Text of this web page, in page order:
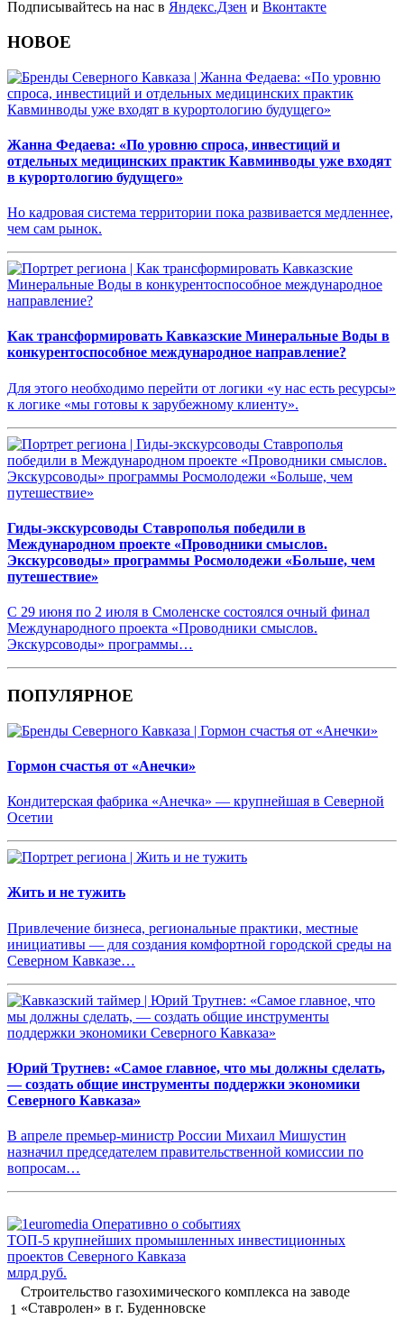
Подписывайтесь на нас в Яндекс.Дзен и Вконтакте
НОВОЕ
Жанна Федаева: «По уровню спроса, инвестиций и
отдельных медицинских практик Кавминводы уже входят
в курортологию будущего»
Но кадровая система территории пока развивается медленнее,
чем сам рынок.
Как трансформировать Кавказские Минеральные Воды в
конкурентоспособное международное направление?
Для этого необходимо перейти от логики «у нас есть ресурсы»
к логике «мы готовы к зарубежному клиенту».
Гиды-экскурсоводы Ставрополья победили в
Международном проекте «Проводники смыслов.
Экскурсоводы» программы Росмолодежи «Больше, чем
путешествие»
С 29 июня по 2 июля в Смоленске состоялся очный финал
Международного проекта «Проводники смыслов.
Экскурсоводы» программы…
ПОПУЛЯРНОЕ
Гормон счастья от «Анечки»
Кондитерская фабрика «Анечка» — крупнейшая в Северной
Осетии
Жить и не тужить
Привлечение бизнеса, региональные практики, местные
инициативы — для создания комфортной городской среды на
Северном Кавказе…
Юрий Трутнев: «Самое главное, что мы должны сделать,
— создать общие инструменты поддержки экономики
Северного Кавказа»
В апреле премьер-министр России Михаил Мишустин
назначил председателем правительственной комиссии по
вопросам…
ТОП-5 крупнейших промышленных инвестиционных
проектов Северного Кавказа
млрд руб.
1
Строительство газохимического комплекса на заводе
«Ставролен» в г. Буденновске